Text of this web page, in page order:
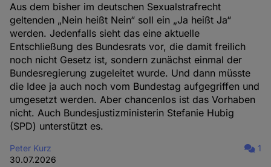
Aus dem bisher im deutschen Sexualstrafrecht
geltenden „Nein heißt Nein“ soll ein „Ja heißt Ja“
werden. Jedenfalls sieht das eine aktuelle
Entschließung des Bundesrats vor, die damit freilich
noch nicht Gesetz ist, sondern zunächst einmal der
Bundesregierung zugeleitet wurde. Und dann müsste
die Idee ja auch noch vom Bundestag aufgegriffen und
umgesetzt werden. Aber chancenlos ist das Vorhaben
nicht. Auch Bundesjustizministerin Stefanie Hubig
(SPD) unterstützt es.
Peter Kurz
30.07.2026
1